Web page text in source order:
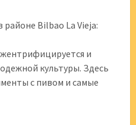
Bilbao La Vieja:
и
культуры. Здесь
с пивом и самые